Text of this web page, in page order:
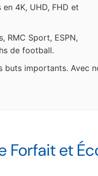
en 4K, UHD, FHD et
RMC Sport, ESPN,
de football.
buts importants. Avec
Forfait et